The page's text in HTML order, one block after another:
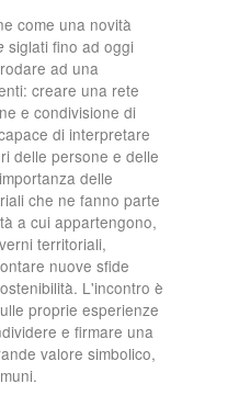
come una novità
siglati fino ad oggi
ad una
creare una rete
e condivisione di
di interpretare
delle persone e delle
delle
che ne fanno parte
a cui appartengono,
territoriali,
nuove sfide
L'incontro è
proprie esperienze
e firmare una
valore simbolico,